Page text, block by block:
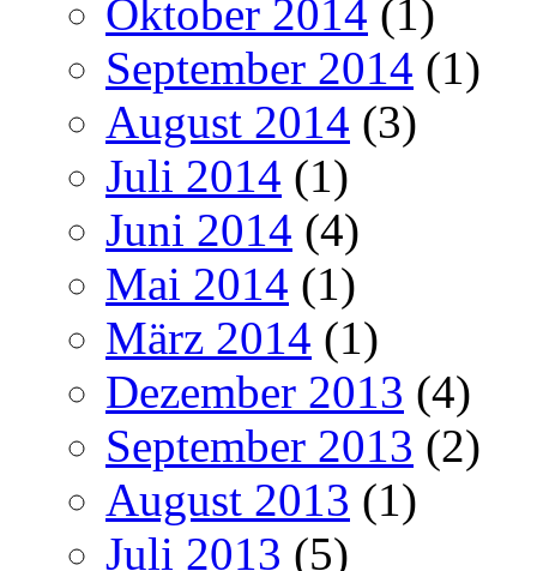
Oktober 2014 (1)
September 2014 (1)
August 2014 (3)
Juli 2014 (1)
Juni 2014 (4)
Mai 2014 (1)
März 2014 (1)
Dezember 2013 (4)
September 2013 (2)
August 2013 (1)
Juli 2013 (5)